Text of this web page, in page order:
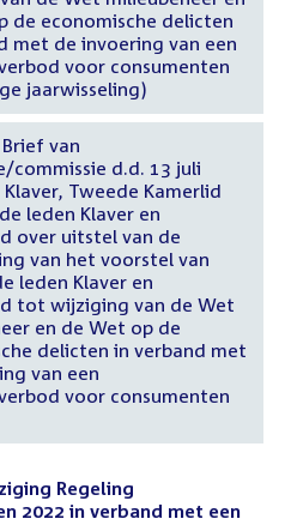
de economische delicten
met de invoering van een
voor consumenten
jaarwisseling)
van
d.d. 13 juli
Klaver, Tweede Kamerlid
leden Klaver en
over uitstel van de
van het voorstel van
leden Klaver en
tot wijziging van de Wet
en de Wet op de
delicten in verband met
van een
voor consumenten
Regeling
2022 in verband met een